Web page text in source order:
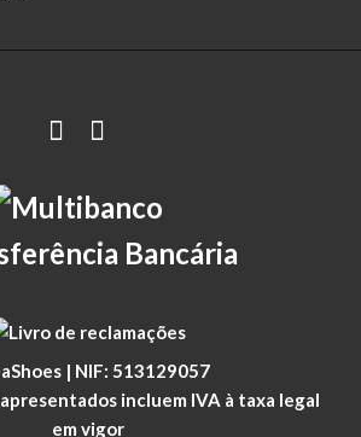
| NIF: 513129057
incluem IVA à taxa legal
em vigor